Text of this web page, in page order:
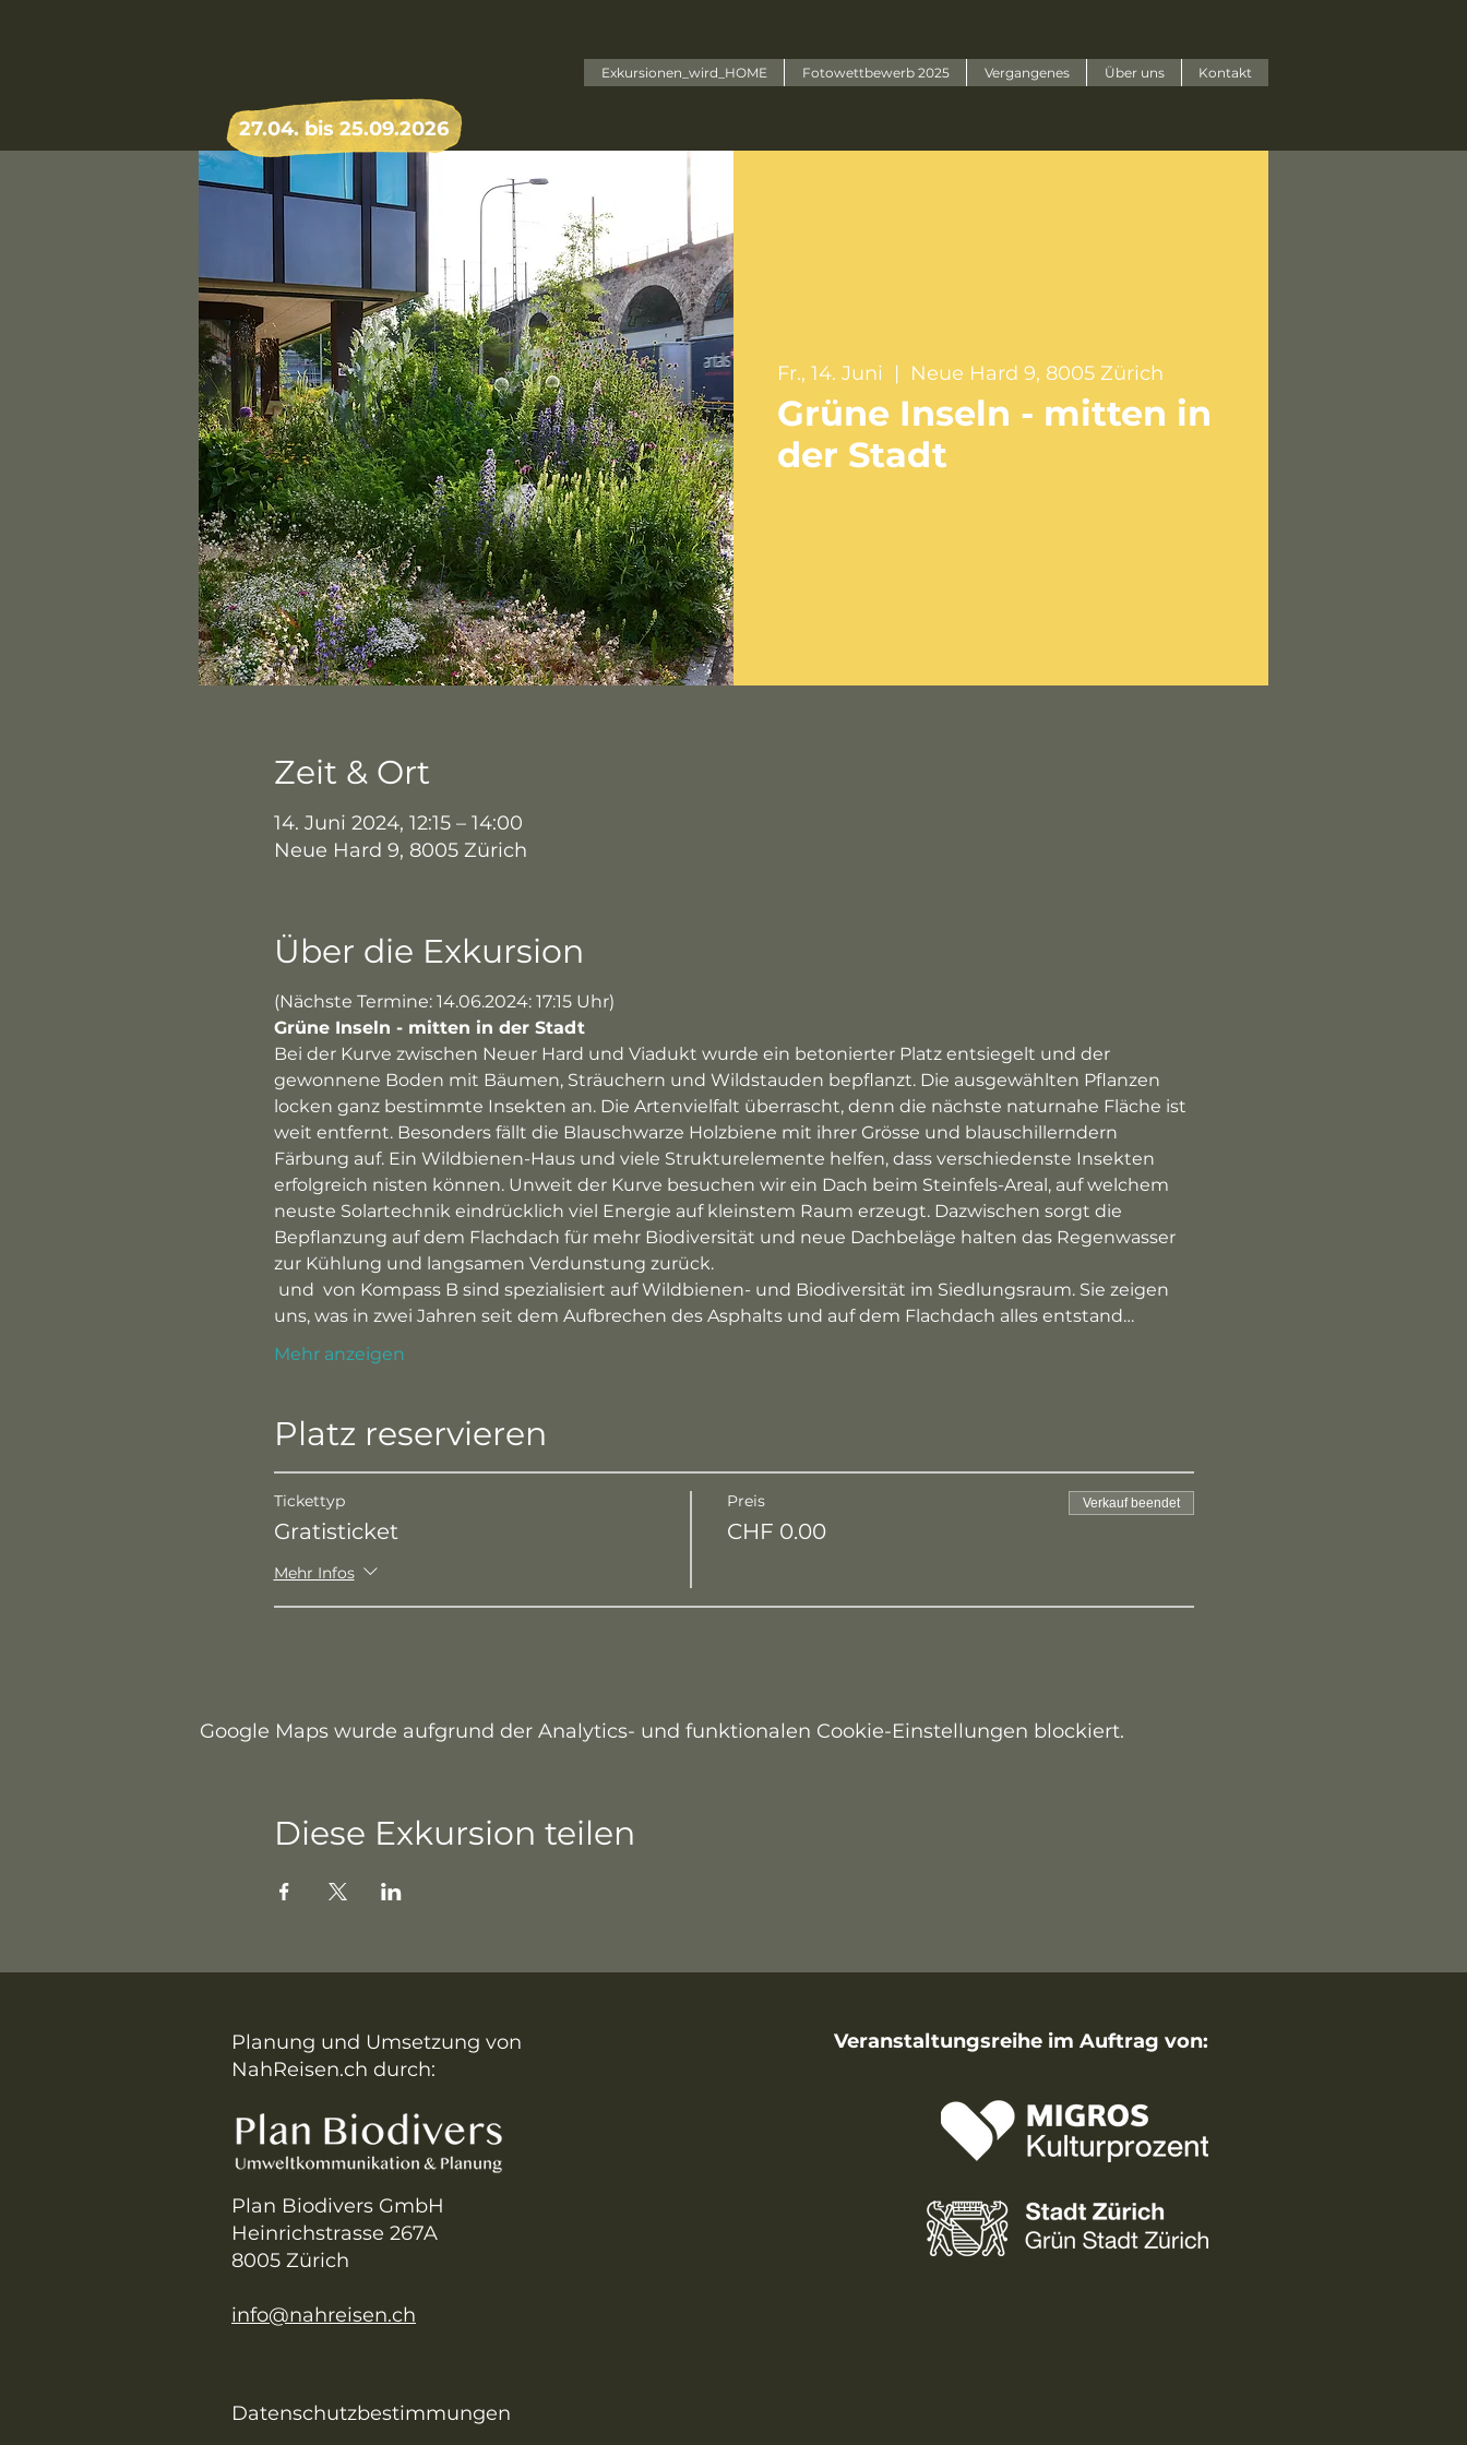
Exkursionen_wird_HOME Fotowettbewerb 2025 Vergangenes Über uns Kontakt
27.04. bis 25.09.2026
Fr., 14. Juni
  |
Neue Hard 9, 8005 Zürich
Grüne Inseln - mitten in
der Stadt
Zeit & Ort
14. Juni 2024, 12:15 – 14:00
Neue Hard 9, 8005 Zürich
Über die Exkursion
(Nächste Termine: 14.06.2024: 17:15 Uhr)
Grüne Inseln - mitten in der Stadt
Bei der Kurve zwischen Neuer Hard und Viadukt wurde ein betonierter Platz entsiegelt und der
gewonnene Boden mit Bäumen, Sträuchern und Wildstauden bepflanzt. Die ausgewählten Pflanzen
locken ganz bestimmte Insekten an. Die Artenvielfalt überrascht, denn die nächste naturnahe Fläche ist
weit entfernt. Besonders fällt die Blauschwarze Holzbiene mit ihrer Grösse und blauschillerndern
Färbung auf. Ein Wildbienen-Haus und viele Strukturelemente helfen, dass verschiedenste Insekten
erfolgreich nisten können. Unweit der Kurve besuchen wir ein Dach beim Steinfels-Areal, auf welchem
neuste Solartechnik eindrücklich viel Energie auf kleinstem Raum erzeugt. Dazwischen sorgt die
Bepflanzung auf dem Flachdach für mehr Biodiversität und neue Dachbeläge halten das Regenwasser
zur Kühlung und langsamen Verdunstung zurück.
und von Kompass B sind spezialisiert auf Wildbienen- und Biodiversität im Siedlungsraum. Sie zeigen
uns, was in zwei Jahren seit dem Aufbrechen des Asphalts und auf dem Flachdach alles entstand…
Mehr anzeigen
Platz reservieren
Tickettyp
Gratisticket
Mehr Infos
Preis
CHF 0.00
Verkauf beendet
Google Maps wurde aufgrund der Analytics- und funktionalen Cookie-Einstellungen blockiert.
Diese Exkursion teilen
Planung und Umsetzung von
NahReisen.ch durch:
Plan Biodivers GmbH
Heinrichstrasse 267A
8005 Zürich
info@nahreisen.ch
Veranstaltungsreihe im Auftrag von:
Datenschutzbestimmungen